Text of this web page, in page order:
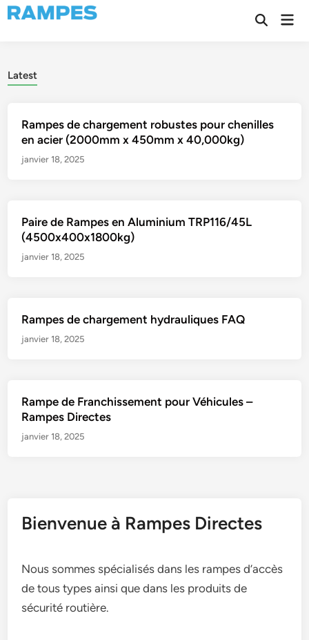
Skip
to
Open
Latest
Rampes de chargement robustes pour chenilles
en acier (2000mm x 450mm x 40,000kg)
janvier 18, 2025
Paire de Rampes en Aluminium TRP116/45L
(4500x400x1800kg)
janvier 18, 2025
Rampes de chargement hydrauliques FAQ
janvier 18, 2025
Rampe de Franchissement pour Véhicules –
Rampes Directes
janvier 18, 2025
Bienvenue à Rampes Directes
Nous sommes spécialisés dans les rampes d’accès
de tous types ainsi que dans les produits de
sécurité routière.